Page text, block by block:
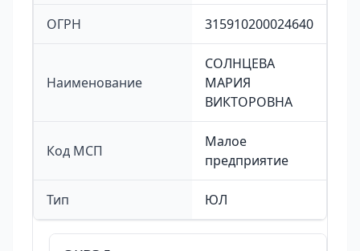
ОГРН 315910200024640
Наименование
СОЛНЦЕВА
МАРИЯ
ВИКТОРОВНА
Код МСП
Малое
предприятие
Тип ЮЛ